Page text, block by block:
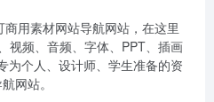
用素材网站导航网站，在这里
视频、音频、字体、PPT、插画
为个人、设计师、学生准备的资
网站。